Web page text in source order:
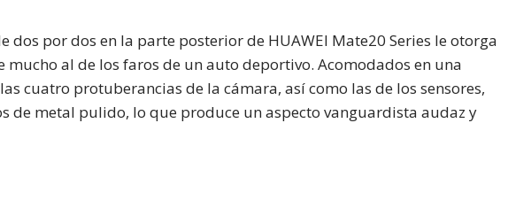
dos por dos en la parte posterior de HUAWEI Mate20 Series le otorga
mucho al de los faros de un auto deportivo. Acomodados en una
cuatro protuberancias de la cámara, así como las de los sensores,
de metal pulido, lo que produce un aspecto vanguardista audaz y